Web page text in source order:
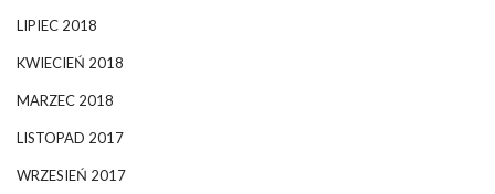
LIPIEC 2018
KWIECIEŃ 2018
MARZEC 2018
LISTOPAD 2017
WRZESIEŃ 2017